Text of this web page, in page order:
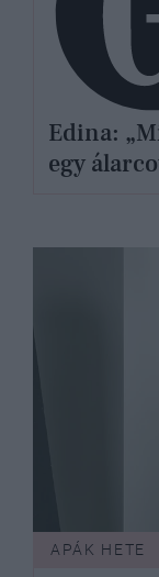
Edina:
egy
APÁK HETE